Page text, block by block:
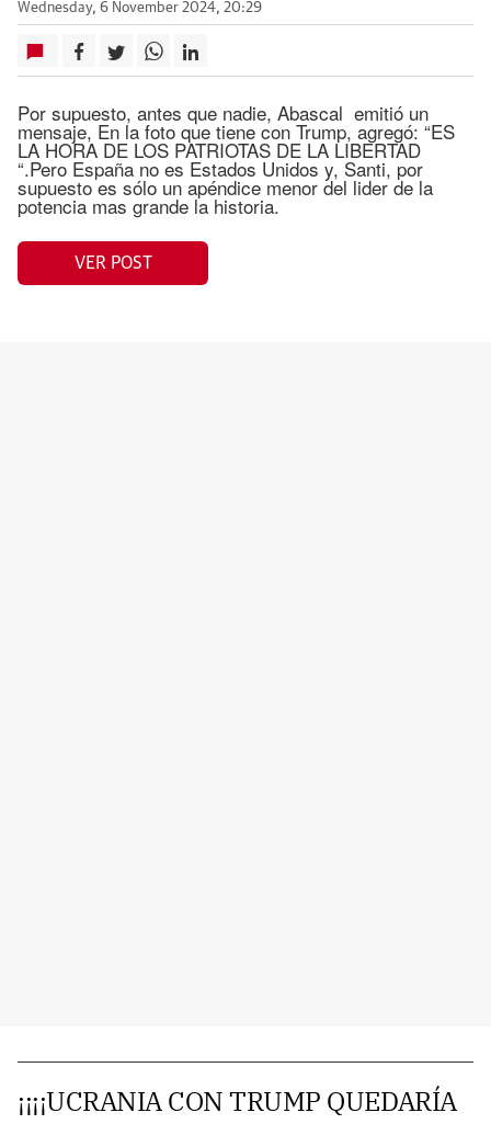
Wednesday, 6 November 2024, 20:29
Por supuesto, antes que nadie, Abascal emitió un
mensaje, En la foto que tiene con Trump, agregó: “ES
LA HORA DE LOS PATRIOTAS DE LA LIBERTAD
“.Pero España no es Estados Unidos y, Santi, por
supuesto es sólo un apéndice menor del lider de la
potencia mas grande la historia.
VER POST
¡¡¡¡UCRANIA CON TRUMP QUEDARÍA